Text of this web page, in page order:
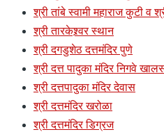
श्री तांबे स्वामी महाराज कुटी व
श्री तारकेश्र्वर स्थान
श्री दगडुशेठ दत्तमंदिर पुणे
श्री दत्त पादुका मंदिर निगवे
श्री दत्तपादुका मंदिर देवास
श्री दत्तमंदिर खरोळा
श्री दत्तमंदिर डिग्रज